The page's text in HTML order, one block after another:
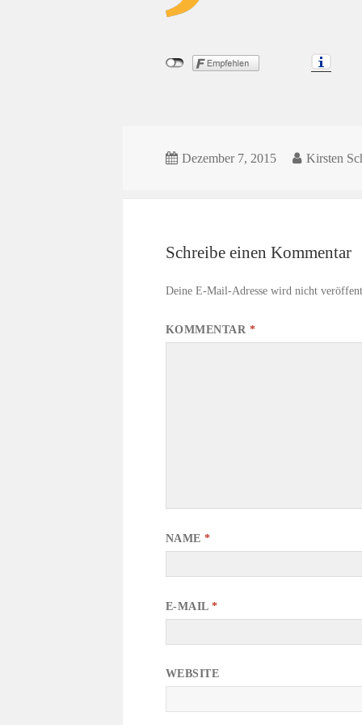
Dezember 7, 2015 Kirsten
Schreibe einen Kommentar
Deine E-Mail-Adresse wird nicht
KOMMENTAR*
NAME*
E-MAIL*
WEBSITE